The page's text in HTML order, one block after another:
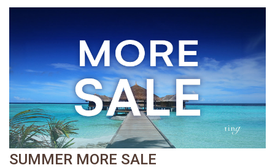
SUMMER MORE SALE